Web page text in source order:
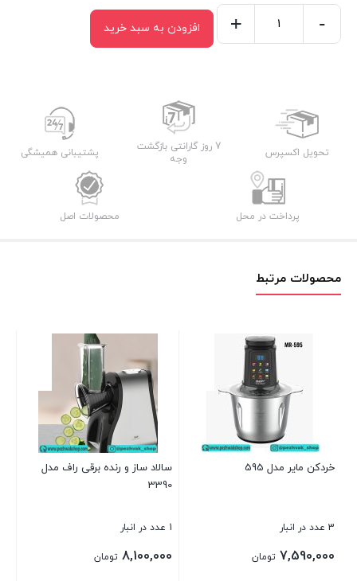
-
+ افزودن به سبد خرید
تحویل اکسپرس
7 روز گارانتی بازگشت
وجه
پشتیبانی همیشگی
پرداخت در محل محصولات اصل
محصولات مرتبط
خردکن مایر مدل 595
3 عدد در انبار
7,590,000 تومان
سالاد ساز و رنده برقی راف مدل
3390
1 عدد در انبار
8,100,000 تومان